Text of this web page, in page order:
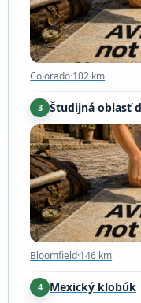
Colorado·102 km
3 Študijná oblasť
Bloomfield·146 km
Bloomfield·146 km
4 Mexický klobúk